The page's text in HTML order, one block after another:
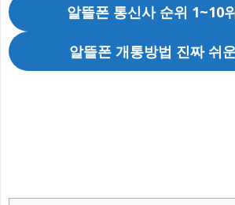
알뜰폰 통신사 순위 1~10
알뜰폰 개통방법 진짜 쉬